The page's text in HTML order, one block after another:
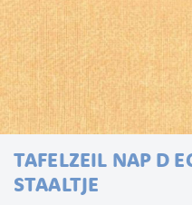
naar
het
begin
TAFELZEIL NAP D
STAALTJE